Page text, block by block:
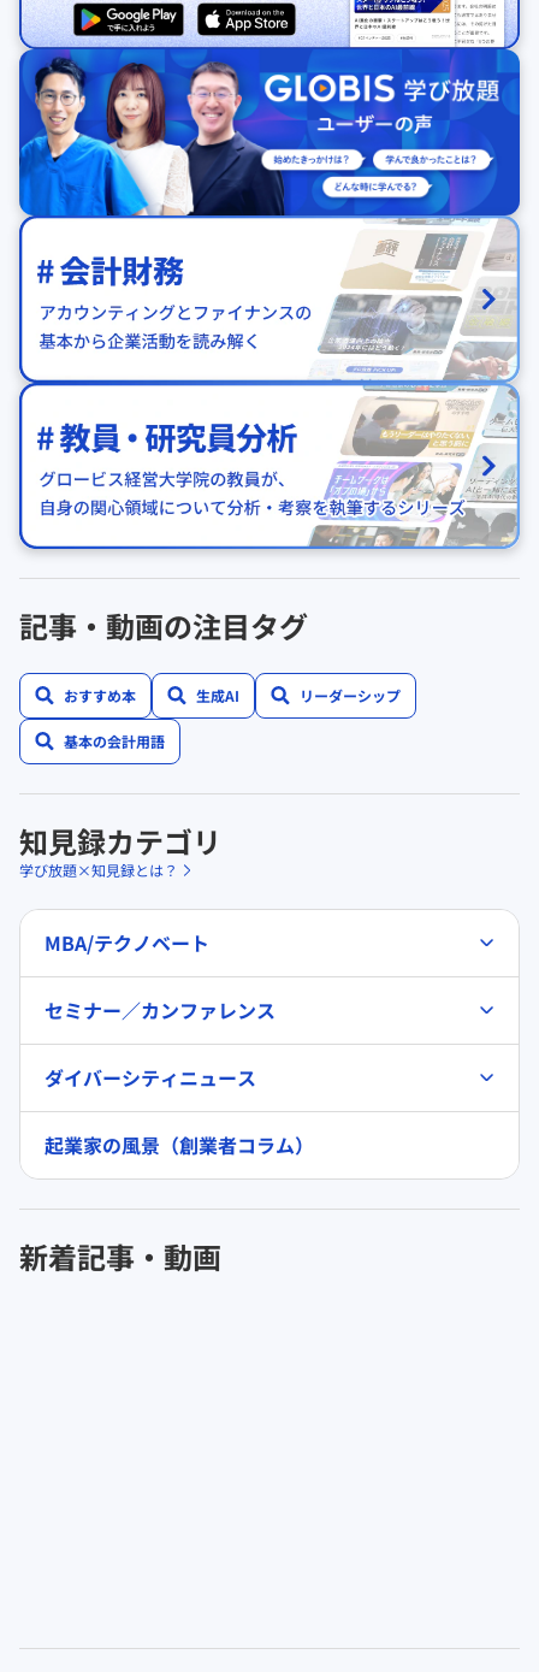
記事・動画の注目タグ
おすすめ本 生成AI リーダーシップ
基本の会計用語
知見録カテゴリ
学び放題×知見録とは？
MBA/テクノベート
セミナー／カンファレンス
ダイバーシティニュース
起業家の風景（創業者コラム）
新着記事・動画